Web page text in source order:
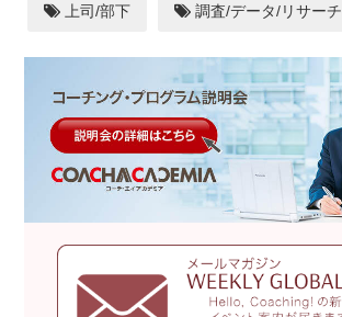
上司/部下 調査/データ/リサーチ